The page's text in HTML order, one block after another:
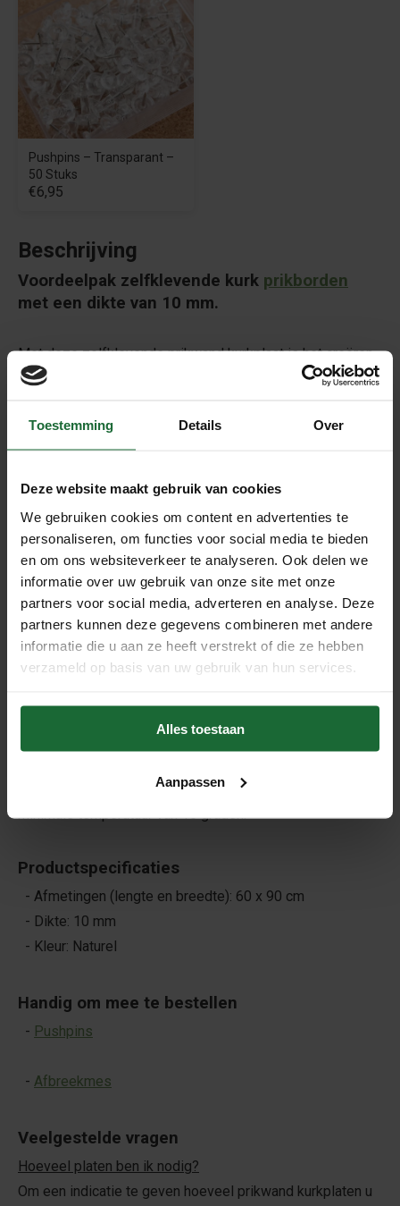
Toestemming Details Over
Deze website maakt gebruik van cookies
We gebruiken cookies om content en advertenties te
personaliseren, om functies voor social media te bieden
en om ons websiteverkeer te analyseren. Ook delen we
informatie over uw gebruik van onze site met onze
partners voor social media, adverteren en analyse. Deze
partners kunnen deze gegevens combineren met andere
informatie die u aan ze heeft verstrekt of die ze hebben
verzameld op basis van uw gebruik van hun services.
Alles toestaan
Aanpassen
Pushpins – Transparant –
50 Stuks
€6,95
Beschrijving
Voordeelpak zelfklevende kurk prikborden
met een dikte van 10 mm.
Met deze zelfklevende prikwand kurkplaat is het creëren
van een praktische en stijlvolle prikwand nu nog
60x90cm en biedt deze voldoende ruimte om notities,
memo's, foto's en andere belangrijke documenten op te
kurkplaat stevig genoeg om langdurig te gebruiken en
biedt het een uitstekend oppervlak om prikkers in te
steken zonder beschadiging van de kurk. De kurkplaat is
zelfklevend en kan gemakkelijk worden bevestigd aan
elke vlakke muur of oppervlak zonder extra
bevestigingsmateriaal.
Makkelijk te bevestigen
Het prikbord is voorzien van een zelfklevende achterkant,
de muur goed ontvet is voor een goede hechting en een
Productspecificaties
- Afmetingen (lengte en breedte): 60 x 90 cm
- Dikte: 10 mm
- Kleur: Naturel
Handig om mee te bestellen
- Pushpins
- Afbreekmes
Veelgestelde vragen
Hoeveel platen ben ik nodig?
Om een indicatie te geven hoeveel prikwand kurkplaten u